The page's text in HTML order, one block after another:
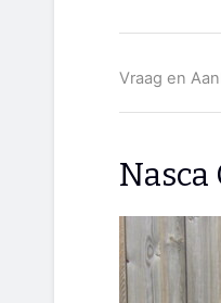
Vraag en
Nasca